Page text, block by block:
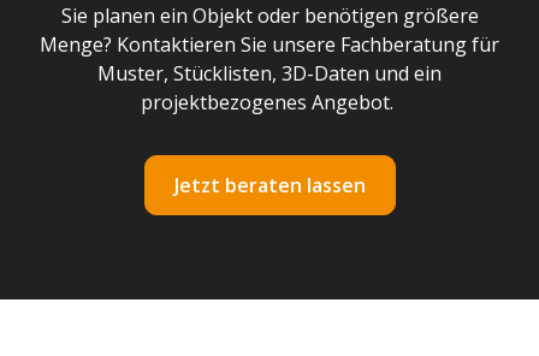
Sie planen ein Objekt oder benötigen größere
Menge? Kontaktieren Sie unsere Fachberatung für
Muster, Stücklisten, 3D-Daten und ein
projektbezogenes Angebot.
Jetzt beraten lassen